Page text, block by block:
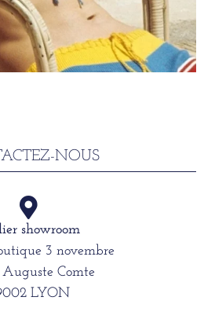
NOUS
showroom
3 novembre
Auguste Comte
LYON